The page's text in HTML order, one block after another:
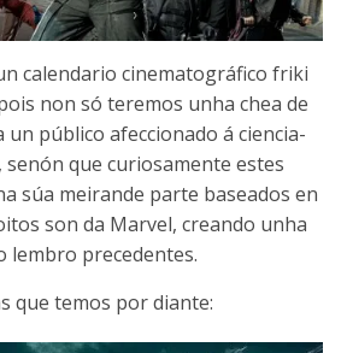
calendario cinematográfico friki
non só teremos unha chea de
un público afeccionado á ciencia-
senón que curiosamente estes
súa meirande parte baseados en
son da Marvel, creando unha
lembro precedentes.
que temos por diante: